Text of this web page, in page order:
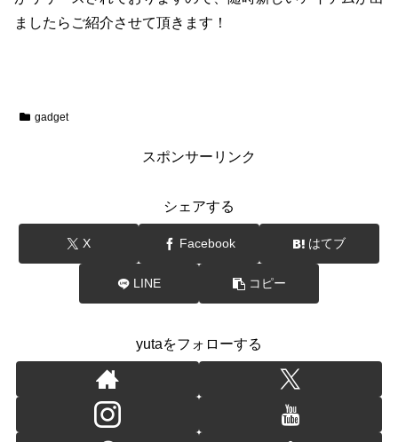
ましたらご紹介させて頂きます！
gadget
スポンサーリンク
シェアする
X Facebook はてブ
LINE コピー
yutaをフォローする